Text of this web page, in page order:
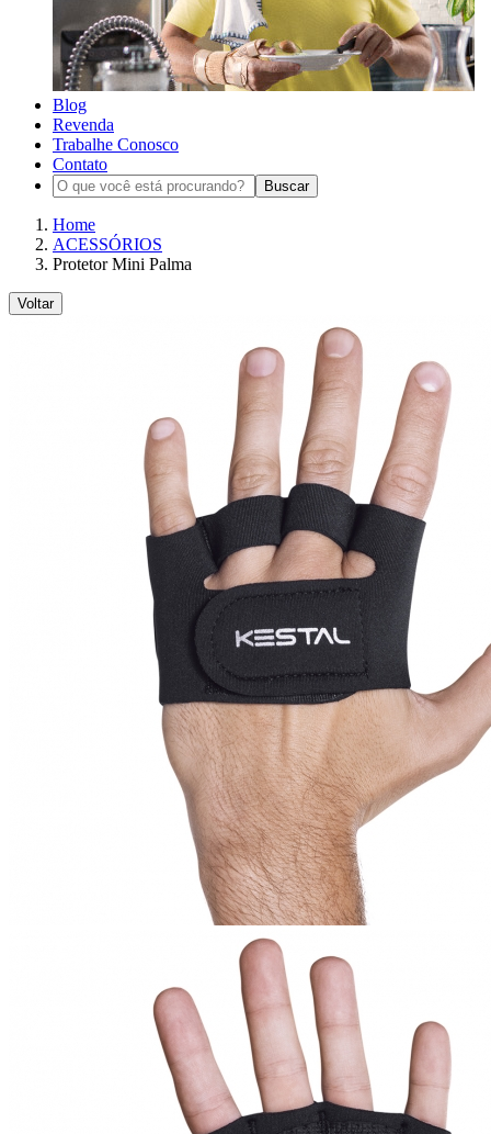
Blog
Revenda
Trabalhe Conosco
Contato
Buscar
Home
ACESSÓRIOS
Protetor Mini Palma
Voltar